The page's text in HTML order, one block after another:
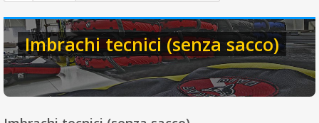
Imbrachi tecnici (senza sacco)